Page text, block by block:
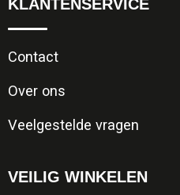
KLANTENSERVICE
Contact
Over ons
Veelgestelde vragen
VEILIG WINKELEN